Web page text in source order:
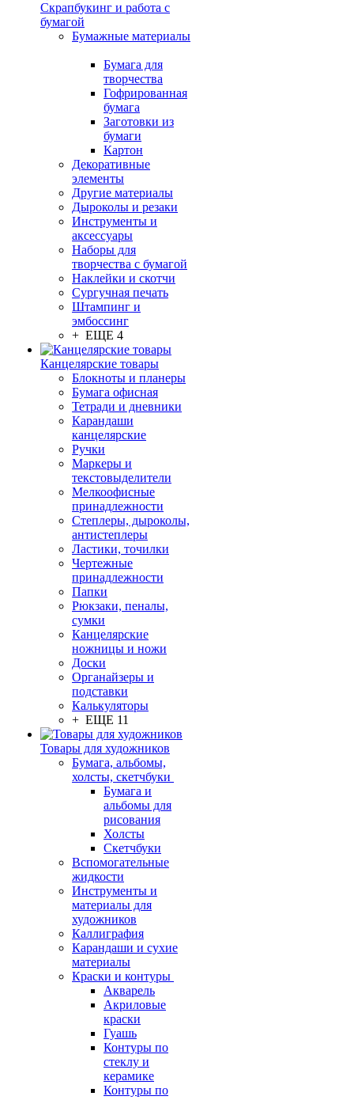
Скрапбукинг и работа с
бумагой
Бумажные материалы
Бумага для
творчества
Гофрированная
бумага
Заготовки из
бумаги
Картон
Декоративные
элементы
Другие материалы
Дыроколы и резаки
Инструменты и
аксессуары
Наборы для
творчества с бумагой
Наклейки и скотчи
Сургучная печать
Штампинг и
эмбоссинг
+ ЕЩЕ 4
Канцелярские товары
Блокноты и планеры
Бумага офисная
Тетради и дневники
Карандаши
канцелярские
Ручки
Маркеры и
текстовыделители
Мелкоофисные
принадлежности
Степлеры, дыроколы,
антистеплеры
Ластики, точилки
Чертежные
принадлежности
Папки
Рюкзаки, пеналы,
сумки
Канцелярские
ножницы и ножи
Доски
Органайзеры и
подставки
Калькуляторы
+ ЕЩЕ 11
Товары для художников
Бумага, альбомы,
холсты, скетчбуки
Бумага и
альбомы для
рисования
Холсты
Скетчбуки
Вспомогательные
жидкости
Инструменты и
материалы для
художников
Каллиграфия
Карандаши и сухие
материалы
Краски и контуры
Акварель
Акриловые
краски
Гуашь
Контуры по
стеклу и
керамике
Контуры по